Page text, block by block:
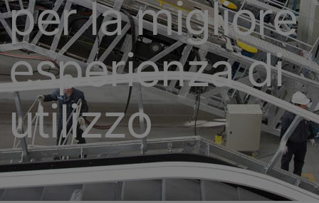
per la migliore
esperienza di
utilizzo